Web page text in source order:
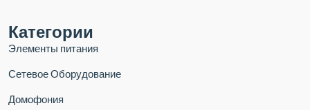
Категории
Элементы питания
Сетевое Оборудование
Домофония